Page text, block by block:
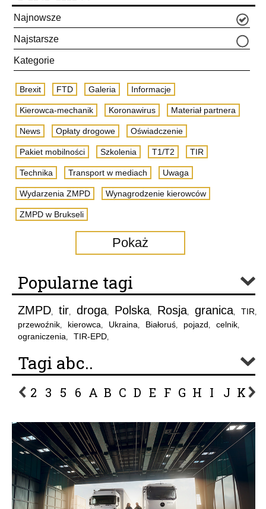
Najnowsze
Najstarsze
Kategorie
Brexit FTD Galeria Informacje
Kierowca-mechanik Koronawirus Materiał partnera
News Opłaty drogowe Oświadczenie
Pakiet mobilności Szkolenia T1/T2 TIR
Technika Transport w mediach Uwaga
Wydarzenia ZMPD Wynagrodzenie kierowców
ZMPD w Brukseli
Pokaż
Popularne tagi
ZMPD, tir, droga, Polska, Rosja, granica, TIR,
przewoźnik, kierowca, Ukraina, Białoruś, pojazd, celnik,
ograniczenia, TIR-EPD,
Tagi abc..
2 3 5 6 A B C D E F G H I J K L